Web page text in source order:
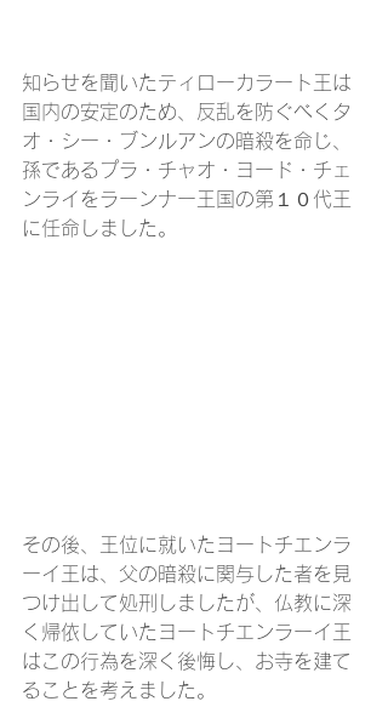
知らせを聞いたティローカラート王は
国内の安定のため、反乱を防ぐべくタ
オ・シー・ブンルアンの暗殺を命じ、
孫であるプラ・チャオ・ヨード・チェ
ンライをラーンナー王国の第１０代王
に任命しました。
その後、王位に就いたヨートチエンラ
ーイ王は、父の暗殺に関与した者を見
つけ出して処刑しましたが、仏教に深
く帰依していたヨートチエンラーイ王
はこの行為を深く後悔し、お寺を建て
ることを考えました。